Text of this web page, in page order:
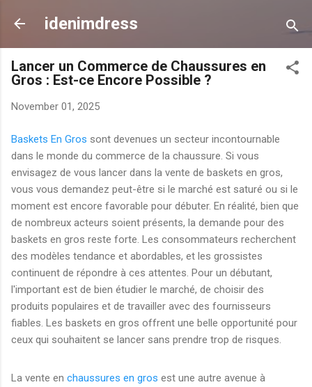
Skip to main content
idenimdress
Lancer un Commerce de Chaussures en
Gros : Est-ce Encore Possible ?
November 01, 2025
Baskets En Gros sont devenues un secteur incontournable
dans le monde du commerce de la chaussure. Si vous
envisagez de vous lancer dans la vente de baskets en gros,
vous vous demandez peut-être si le marché est saturé ou si le
moment est encore favorable pour débuter. En réalité, bien que
de nombreux acteurs soient présents, la demande pour des
baskets en gros reste forte. Les consommateurs recherchent
des modèles tendance et abordables, et les grossistes
continuent de répondre à ces attentes. Pour un débutant,
l'important est de bien étudier le marché, de choisir des
produits populaires et de travailler avec des fournisseurs
fiables. Les baskets en gros offrent une belle opportunité pour
ceux qui souhaitent se lancer sans prendre trop de risques.
La vente en chaussures en gros est une autre avenue à